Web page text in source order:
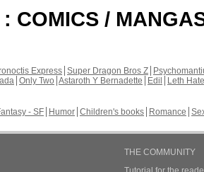
: COMICS /
Express Super Dragon Bros Z
Only Two Astaroth Y Bernadette Edil
Leth Hate
- SF Humor Children's books Romance
THE COMMUNITY